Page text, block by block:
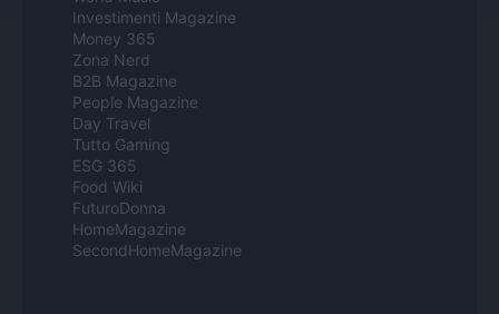
Investimenti Magazine
Money 365
Zona Nerd
B2B Magazine
People Magazine
Day Travel
Tutto Gaming
ESG 365
Food Wiki
FuturoDonna
HomeMagazine
SecondHomeMagazine